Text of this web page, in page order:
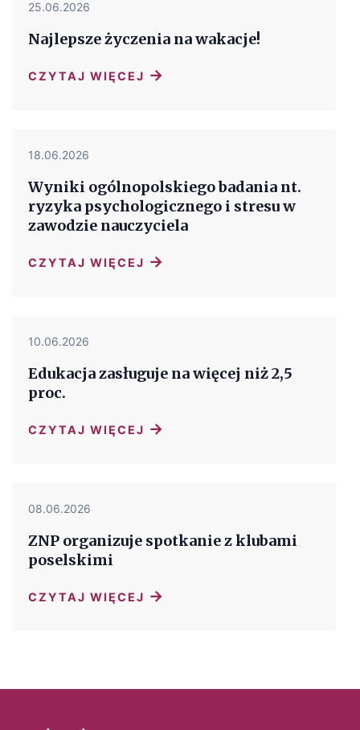
25.06.2026
Najlepsze życzenia na wakacje!
CZYTAJ WIĘCEJ →
18.06.2026
Wyniki ogólnopolskiego badania nt.
ryzyka psychologicznego i stresu w
zawodzie nauczyciela
CZYTAJ WIĘCEJ →
10.06.2026
Edukacja zasługuje na więcej niż 2,5
proc.
CZYTAJ WIĘCEJ →
08.06.2026
ZNP organizuje spotkanie z klubami
poselskimi
CZYTAJ WIĘCEJ →